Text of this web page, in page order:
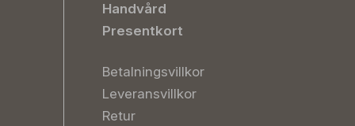
Handvård
Presentkort
Betalningsvillkor
Leveransvillkor
Retur